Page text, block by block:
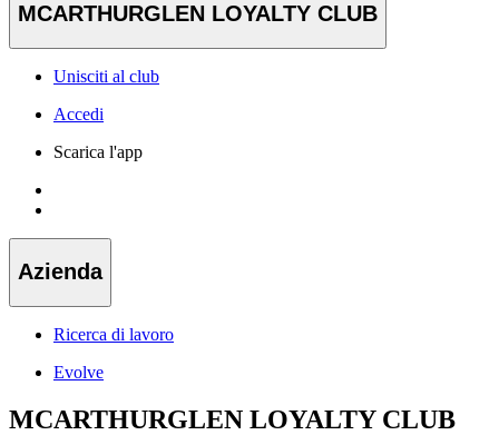
MCARTHURGLEN LOYALTY CLUB
Unisciti al club
Accedi
Scarica l'app
Azienda
Ricerca di lavoro
Evolve
MCARTHURGLEN LOYALTY CLUB